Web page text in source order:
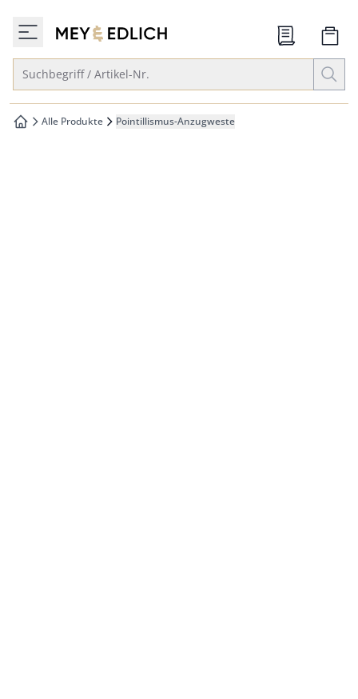
springen
springen
zur Startseite
Suchbegriff / Artikel-Nr.
zur Startseite
Alle Produkte Pointillismus-Anzugweste